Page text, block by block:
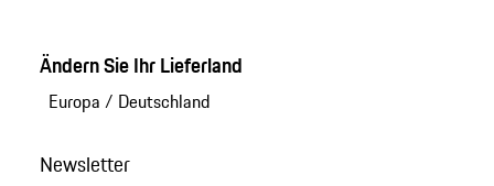
Ändern Sie Ihr Lieferland
Europa / Deutschland
Newsletter